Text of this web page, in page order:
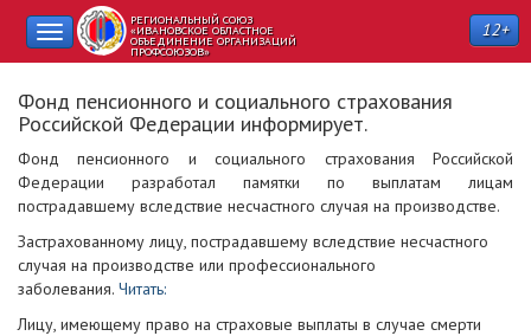
РЕГИОНАЛЬНЫЙ СОЮЗ
«ИВАНОВСКОЕ ОБЛАСТНОЕ
ОБЪЕДИНЕНИЕ ОРГАНИЗАЦИЙ
ПРОФСОЮЗОВ»
12+
Toggle
navigation
Фонд пенсионного и социального страхования
Российской Федерации информирует.
Фонд пенсионного и социального страхования Российской
Федерации разработал памятки по выплатам лицам
пострадавшему вследствие несчастного случая на производстве.
Застрахованному лицу, пострадавшему вследствие несчастного
случая на производстве или профессионального
заболевания. Читать:
Лицу, имеющему право на страховые выплаты в случае смерти